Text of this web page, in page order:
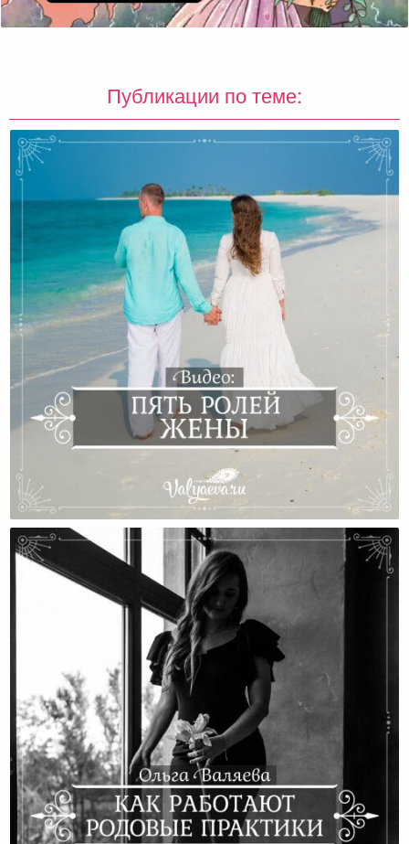
Публикации по теме:
Видео: Пять Ролей Жены